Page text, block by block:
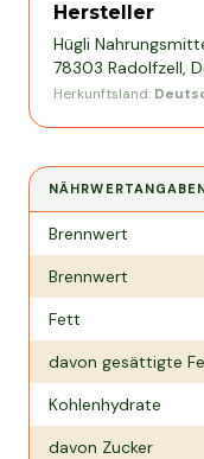
Hersteller
Hügli
78303 Radolfzell,
Herkunftsland:
Nährwertangaben pro
Brennwert
Brennwert
Fett
davon gesättigte
Kohlenhydrate
davon Zucker